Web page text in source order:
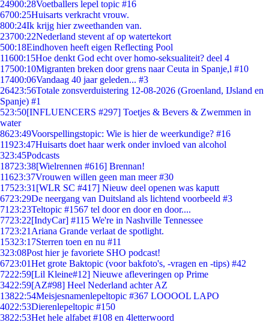
24900:28Voetballers lepel topic #16
6700:25Huisarts verkracht vrouw.
800:24Ik krijg hier zweethanden van.
23700:22Nederland stevent af op watertekort
500:18Eindhoven heeft eigen Reflecting Pool
11600:15Hoe denkt God echt over homo-seksualiteit? deel 4
17500:10Migranten breken door grens naar Ceuta in Spanje,l #10
17400:06Vandaag 40 jaar geleden... #3
26423:56Totale zonsverduistering 12-08-2026 (Groenland, IJsland en
Spanje) #1
523:50[INFLUENCERS #297] Toetjes & Bevers & Zwemmen in
water
8623:49Voorspellingstopic: Wie is hier de weerkundige? #16
11923:47Huisarts doet haar werk onder invloed van alcohol
323:45Podcasts
18723:38[Wielrennen #616] Brennan!
11623:37Vrouwen willen geen man meer #30
17523:31 [WLR SC #417] Nieuw deel openen was kaputt
6723:29De neergang van Duitsland als lichtend voorbeeld #3
71 23:23Teltopic #1567 tel door en door en door....
7723:22[IndyCar] #115 We're in Nashville Tennessee
1723:21 Ariana Grande verlaat de spotlight.
15323:17Sterren toen en nu #11
323:08Post hier je favoriete SHO podcast!
6723:01Het grote Baktopic (voor bakfoto's, -vragen en -tips) #42
7222:59[Lil Kleine#12] Nieuwe afleveringen op Prime
3422:59[AZ#98] Heel Nederland achter AZ
13822:54Meisjesnamenlepeltopic #367 LOOOOL LAPO
4022:53Dierenlepeltopic #150
3822:53Het hele alfabet #108 en 4letterwoord